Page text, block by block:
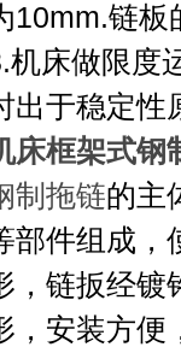
10mm.链板
机床做限度
出于稳定性
床框架式钢
制拖链的主
部件组成，
，链扳经镀
，安装方便